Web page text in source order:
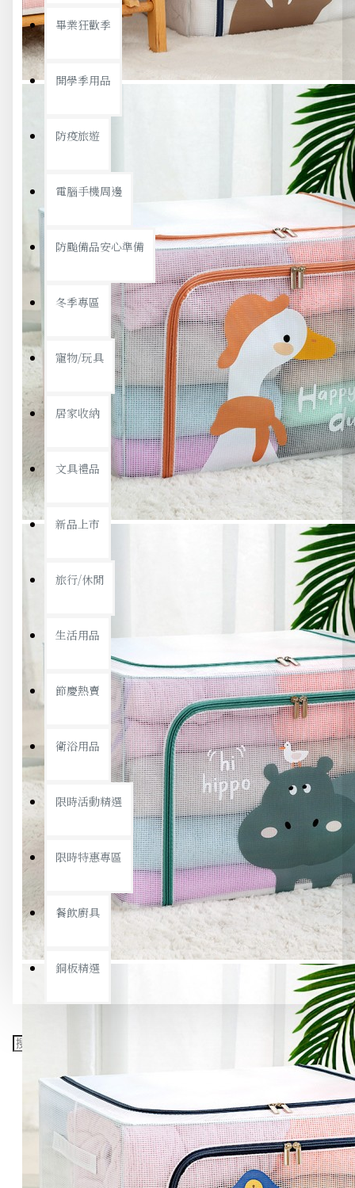
畢業狂歡季
開學季用品
防疫旅遊
電腦手機周邊
防颱備品安心準備
冬季專區
寵物/玩具
居家收納
文具禮品
新品上市
旅行/休閒
生活用品
節慶熱賣
衛浴用品
限時活動精選
限時特惠專區
餐飲廚具
銅板精選